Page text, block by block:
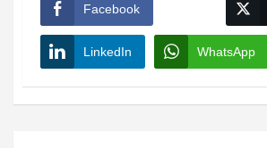
Facebook
LinkedIn WhatsApp